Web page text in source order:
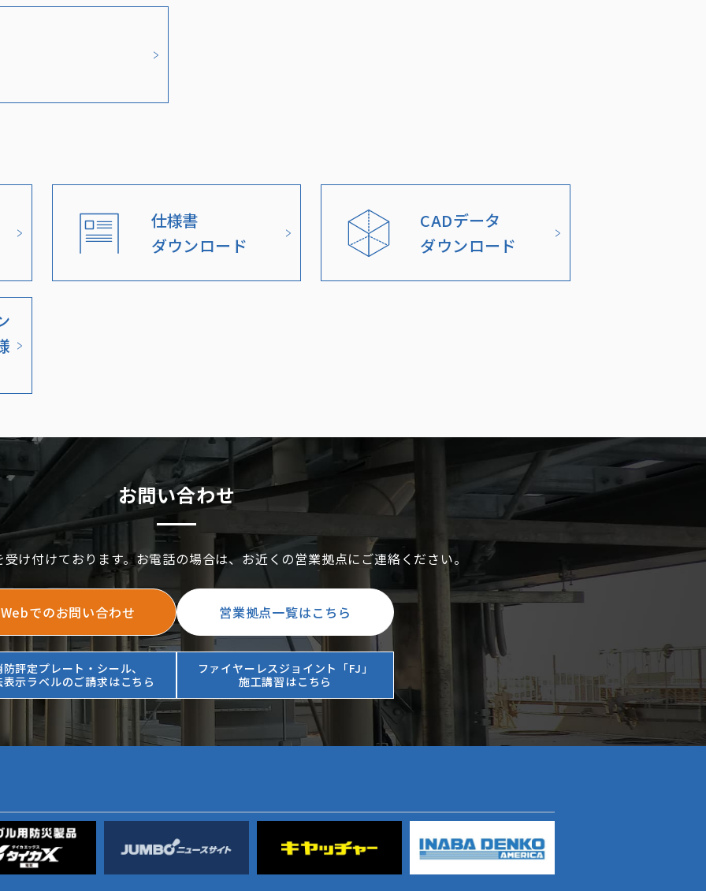
仕様書
ダウンロード
CADデータ
ダウンロード
お問い合わせ
け付けております。お電話の場合は、お近くの営業拠点にご連絡ください。
Webでのお問い合わせ 営業拠点一覧はこちら
防評定プレート・シール、
表示ラベルのご請求はこちら
ファイヤーレスジョイント「FJ」
施工講習はこちら